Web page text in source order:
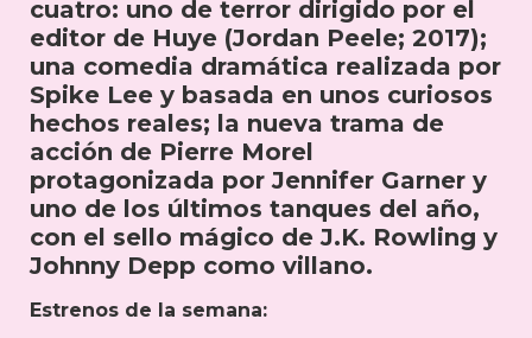
cuatro: uno de terror dirigido por el
editor de Huye (Jordan Peele; 2017);
una comedia dramática realizada por
Spike Lee y basada en unos curiosos
hechos reales; la nueva trama de
acción de Pierre Morel
protagonizada por Jennifer Garner y
uno de los últimos tanques del año,
con el sello mágico de J.K. Rowling y
Johnny Depp como villano.
Estrenos de la semana: